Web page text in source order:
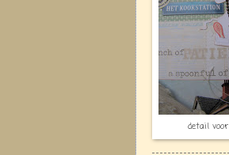
detail